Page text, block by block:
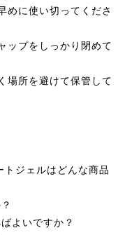
めに使い切ってくださ
ップをしっかり閉めて
場所を避けて保管して
ジェルはどんな商品
よいですか？